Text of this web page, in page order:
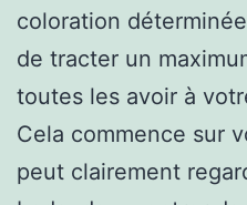
coloration
de tracter un
toutes les avoir à
Cela commence sur
peut clairement